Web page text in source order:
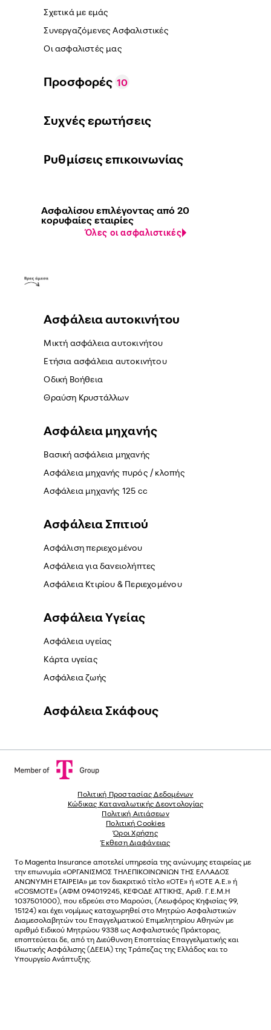
Σχετικά με εμάς
Συνεργαζόμενες Ασφαλιστικές
Οι ασφαλιστές μας
Προσφορές 10
Συχνές ερωτήσεις
Ρυθμίσεις επικοινωνίας
Ασφαλίσου επιλέγοντας από 20
κορυφαίες εταιρίες
Όλες οι ασφαλιστικές
Ασφάλεια αυτοκινήτου
Μικτή ασφάλεια αυτοκινήτου
Ετήσια ασφάλεια αυτοκινήτου
Οδική Βοήθεια
Θραύση Κρυστάλλων
Ασφάλεια μηχανής
Βασική ασφάλεια μηχανής
Ασφάλεια μηχανής πυρός / κλοπής
Ασφάλεια μηχανής 125 cc
Ασφάλεια Σπιτιού
Ασφάλιση περιεχομένου
Ασφάλεια για δανειολήπτες
Ασφάλεια Κτιρίου & Περιεχομένου
Ασφάλεια Yγείας
Ασφάλεια υγείας
Κάρτα υγείας
Ασφάλεια ζωής
Ασφάλεια Σκάφους
Πολιτική Προστασίας Δεδομένων
Κώδικας Καταναλωτικής Δεοντολογίας
Πολιτική Αιτιάσεων
Πολιτική Cookies
Όροι Χρήσης
Έκθεση Διαφάνειας
Το Magenta Insurance αποτελεί υπηρεσία της ανώνυµης εταιρείας µε
την επωνυµία «ΟΡΓΑΝΙΣΜΟΣ ΤΗΛΕΠΙΚΟΙΝΩΝΙΩΝ ΤΗΣ ΕΛΛΑΔΟΣ
ΑΝΩΝΥΜΗ ΕΤΑΙΡΕΙΑ» µε τον διακριτικό τίτλο «OTE» ή «ΟΤΕ Α.Ε.» ή
«COSMOTE» (ΑΦΜ 094019245, ΚΕΦΟΔΕ ΑΤΤΙΚΗΣ, Αριθ. Γ.Ε.Μ.Η
1037501000), που εδρεύει στο Μαρούσι, (Λεωφόρος Κηφισίας 99,
15124) και έχει νοµίµως καταχωρηθεί στο Μητρώο Ασφαλιστικών
Διαµεσολαβητών του Επαγγελµατικού Επιµελητηρίου Αθηνών µε
αριθµό Ειδικού Μητρώου 9338 ως Ασφαλιστικός Πράκτορας,
εποπτεύεται δε, από τη Διεύθυνση Εποπτείας Επαγγελματικής και
Ιδιωτικής Ασφάλισης (ΔΕΕΙΑ) της Τράπεζας της Ελλάδος και το
Υπουργείο Ανάπτυξης.